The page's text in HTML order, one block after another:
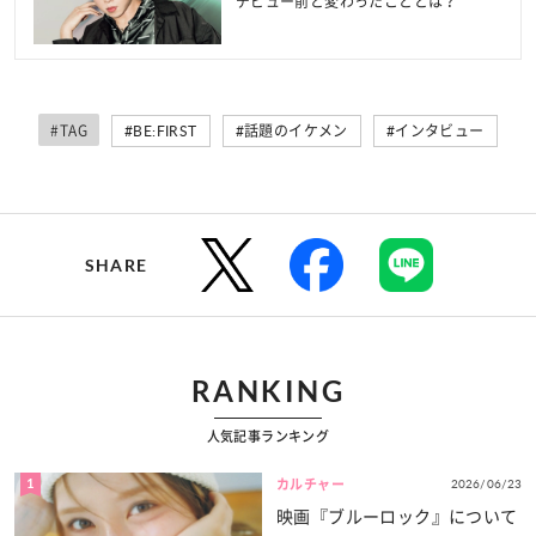
#TAG #BE:FIRST #話題のイケメン #インタビュー
SHARE
RANKING
人気記事ランキング
1 カルチャー 2026/06/23
映画『ブルーロック』について